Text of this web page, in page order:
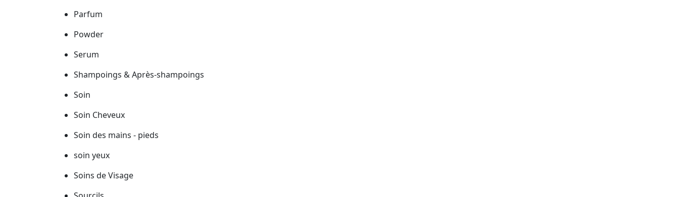
Parfum
Powder
Serum
Shampoings & Après-shampoings
Soin
Soin Cheveux
Soin des mains - pieds
soin yeux
Soins de Visage